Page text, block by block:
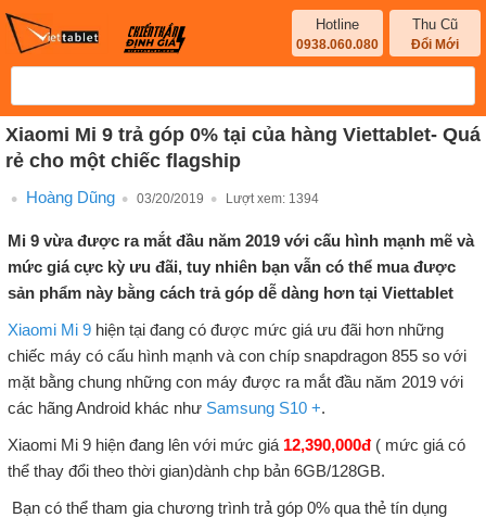
Hotline
0938.060.080
Thu Cũ
Đổi Mới
Xiaomi Mi 9 trả góp 0% tại của hàng Viettablet- Quá
rẻ cho một chiếc flagship
Hoàng Dũng 03/20/2019 Lượt xem: 1394
Mi 9 vừa được ra mắt đầu năm 2019 với cấu hình mạnh mẽ và
mức giá cực kỳ ưu đãi, tuy nhiên bạn vẫn có thể mua được
sản phẩm này bằng cách trả góp dễ dàng hơn tại Viettablet
Xiaomi Mi 9hiện tại đang có được mức giá ưu đãi hơn những
chiếc máy có cấu hình mạnh và con chíp snapdragon 855 so với
mặt bằng chung những con máy được ra mắt đầu năm 2019 với
các hãng Android khác như Samsung S10 +.
Xiaomi Mi 9 hiện đang lên với mức giá 12,390,000đ( mức giá có
thể thay đổi theo thời gian)dành chp bản 6GB/128GB.
Bạn có thể tham gia chương trình trả góp 0% qua thẻ tín dụng